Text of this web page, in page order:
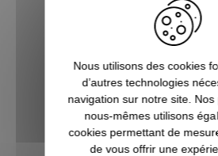
5 bonnes raisons
Pause
Vous êtes accro aux séries
à l’affût de la sortie du
super-héros ? Les jeux
qu’un simple hobby pour
Nous utilisons des cookies
d’autres technologies
navigation sur notre site.
nous-mêmes utilisons
cookies permettant de
de vous offrir une